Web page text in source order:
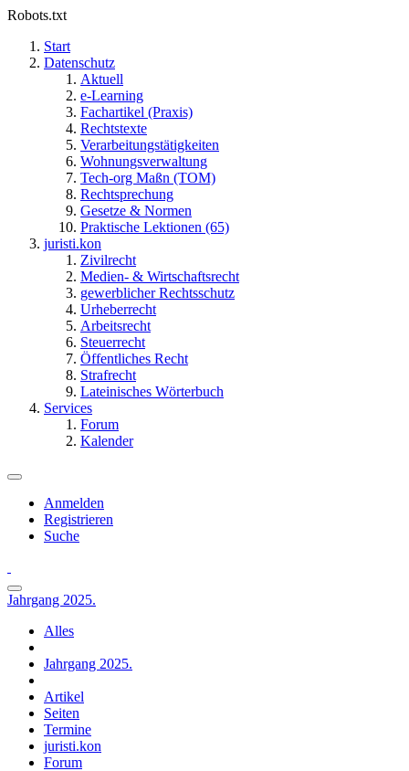
Robots.txt
Start
Datenschutz
Aktuell
e-Learning
Fachartikel (Praxis)
Rechtstexte
Verarbeitungstätigkeiten
Wohnungsverwaltung
Tech-org Maßn (TOM)
Rechtsprechung
Gesetze & Normen
Praktische Lektionen (65)
juristi.kon
Zivilrecht
Medien- & Wirtschaftsrecht
gewerblicher Rechtsschutz
Urheberrecht
Arbeitsrecht
Steuerrecht
Öffentliches Recht
Strafrecht
Lateinisches Wörterbuch
Services
Forum
Kalender
Anmelden
Registrieren
Suche
Jahrgang 2025.
Alles
Jahrgang 2025.
Artikel
Seiten
Termine
juristi.kon
Forum